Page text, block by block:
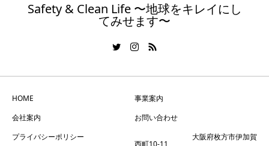
Safety & Clean Life 〜地球をキレイにし
てみせます〜
HOME
事業案内
会社案内
お問い合わせ
プライバシーポリシー
大阪府枚方市伊加賀
西町10-11